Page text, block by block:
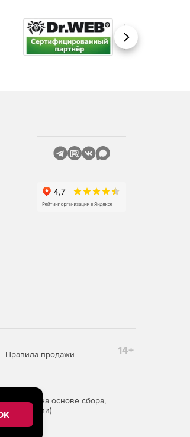
Вперед
Правила продажи 14+
на основе сбора,
Федерации)